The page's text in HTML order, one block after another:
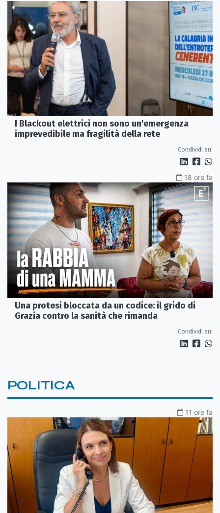
I Blackout elettrici non sono un'emergenza
imprevedibile ma fragilità della rete
Condividi su:
18 ore fa
Una protesi bloccata da un codice: il grido di
Grazia contro la sanità che rimanda
Condividi su:
POLITICA
11 ore fa